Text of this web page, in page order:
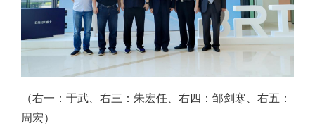
（右一：于武、右三：朱宏任、右四：邹剑寒、右五：
周宏）